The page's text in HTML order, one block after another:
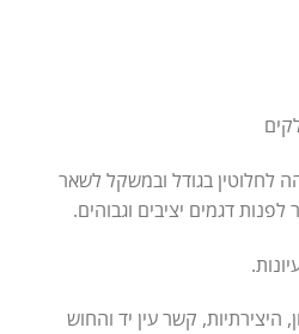
לחלוטין בגודל ובמשקל לשאר
דגמים יציבים וגבוהים.
קשר עין יד והחוש